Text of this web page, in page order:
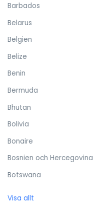
Barbados
Belarus
Belgien
Belize
Benin
Bermuda
Bhutan
Bolivia
Bonaire
Bosnien och Hercegovina
Botswana
Visa allt